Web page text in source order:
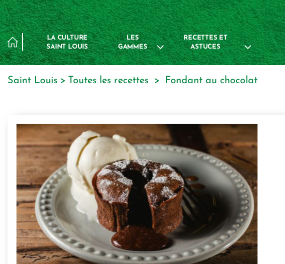
LA CULTURE
SAINT LOUIS
LES
GAMMES
RECETTES ET
ASTUCES
Saint Louis toutes les recettes fondant au chocolat
Panneau de gestion des cookies